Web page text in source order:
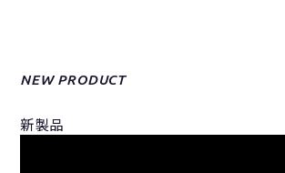
NEW PRODUCT
新製品